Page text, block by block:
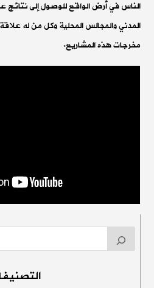
الناس في أرض الواقع للوصول إلى
المدني والمجالس المحلية وكل من له
مخرجات هذه المشاريع.